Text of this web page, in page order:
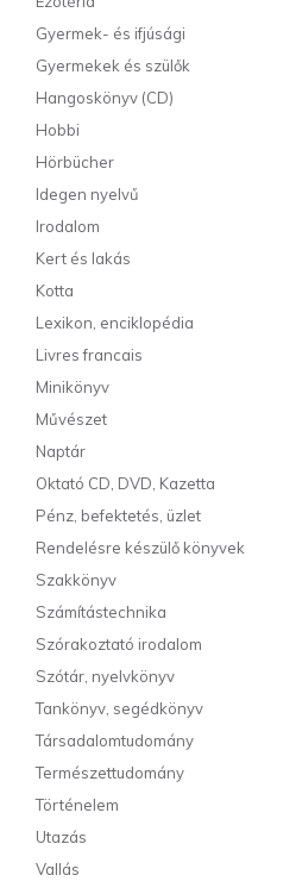
Gyermek- és ifjúsági
Gyermekek és szülők
Hangoskönyv (CD)
Hobbi
Hörbücher
Idegen nyelvű
Irodalom
Kert és lakás
Kotta
Lexikon, enciklopédia
Livres francais
Minikönyv
Művészet
Naptár
Oktató CD, DVD, Kazetta
Pénz, befektetés, üzlet
Rendelésre készülő könyvek
Szakkönyv
Számítástechnika
Szórakoztató irodalom
Szótár, nyelvkönyv
Tankönyv, segédkönyv
Társadalomtudomány
Természettudomány
Történelem
Utazás
Vallás